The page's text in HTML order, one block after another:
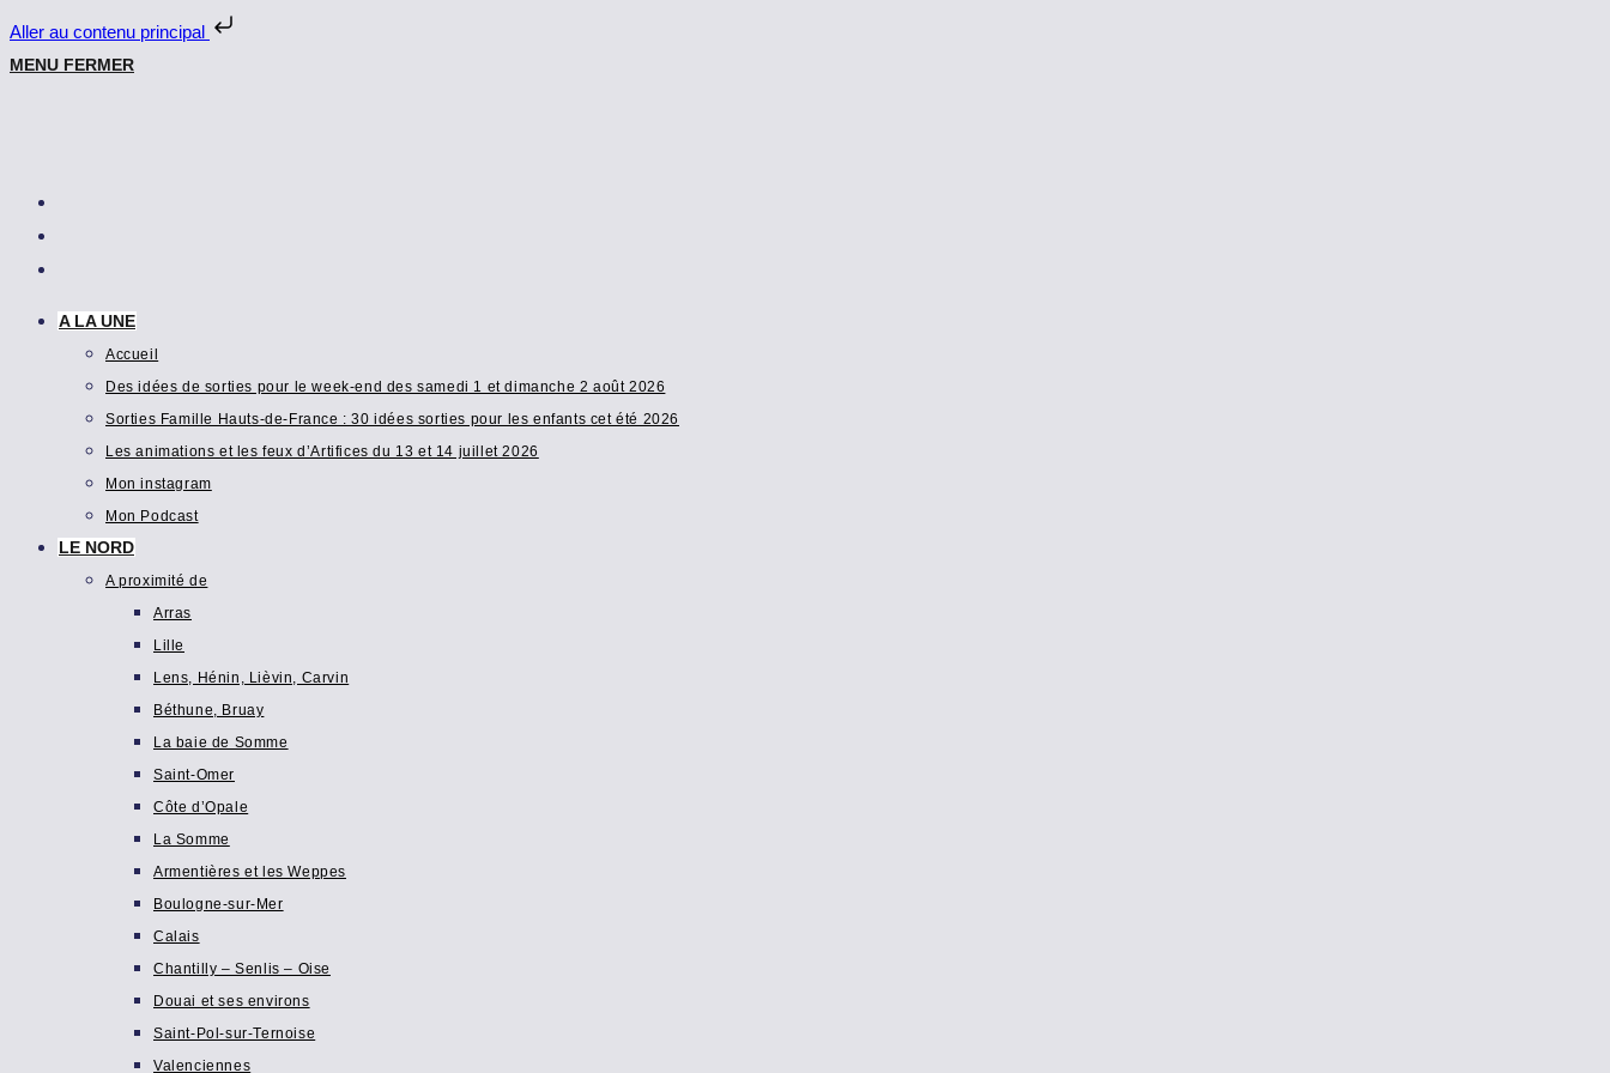
Aller au contenu principal
Skip
MENU FERMER
A LA UNE
Accueil
Des idées de sorties pour le week-end des samedi 1 et dimanche 2 août 2026
Sorties Famille Hauts-de-France : 30 idées sorties pour les enfants cet été 2026
Les animations et les feux d’Artifices du 13 et 14 juillet 2026
Mon instagram
Mon Podcast
LE NORD
A proximité de
Arras
Lille
Lens, Hénin, Lièvin, Carvin
Béthune, Bruay
La baie de Somme
Saint-Omer
Côte d’Opale
La Somme
Armentières et les Weppes
Boulogne-sur-Mer
Calais
Chantilly – Senlis – Oise
Douai et ses environs
Saint-Pol-sur-Ternoise
Valenciennes